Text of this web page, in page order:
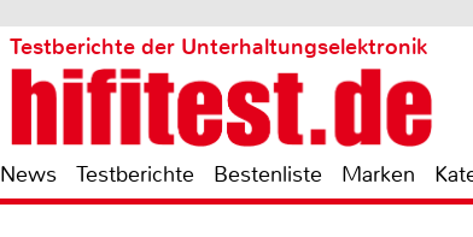
Testberichte der Unterhaltungselektronik
News Testberichte Bestenliste Marken